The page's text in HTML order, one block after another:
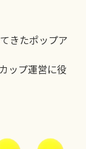
きたポップア
ップ運営に役